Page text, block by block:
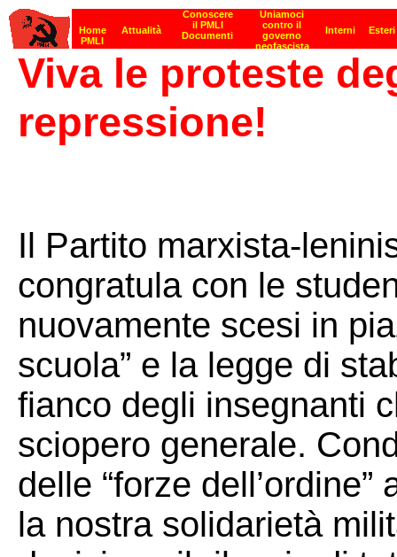
Viva le proteste
repressione!
Il Partito marxista-
congratula con le
nuovamente scesi in
scuola” e la legge di
fianco degli insegnanti
sciopero generale.
delle “forze
la nostra solidarietà